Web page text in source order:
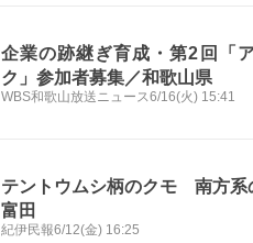
企業の跡継ぎ育成・第2回「
ク」参加者募集／和歌山県
WBS和歌山放送ニュース6/16(火) 15:41
テントウムシ柄のクモ 南方系
富田
紀伊民報6/12(金) 16:25